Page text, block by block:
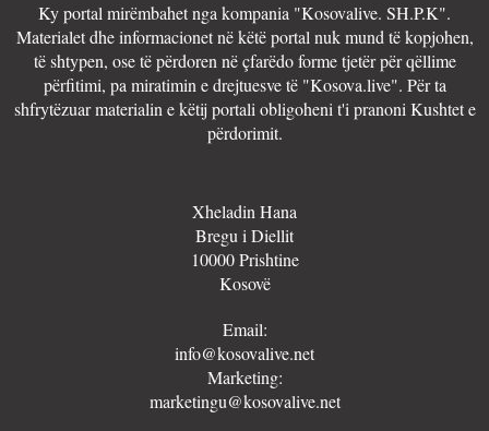
Ky portal mirëmbahet nga kompania "Kosovalive. SH.P.K".
Materialet dhe informacionet në këtë portal nuk mund të kopjohen,
të shtypen, ose të përdoren në çfarëdo forme tjetër për qëllime
përfitimi, pa miratimin e drejtuesve të "Kosova.live". Për ta
shfrytëzuar materialin e këtij portali obligoheni t'i pranoni Kushtet e
përdorimit.
Xheladin Hana
Bregu i Diellit
10000 Prishtine
Kosovë
Email:
info@kosovalive.net
Marketing:
marketingu@kosovalive.net